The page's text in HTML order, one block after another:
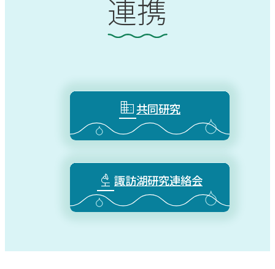
連携
共同研究
 諏訪湖研究連絡会